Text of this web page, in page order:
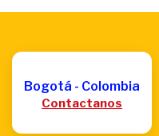
Bogotá - Colombia
Contactanos